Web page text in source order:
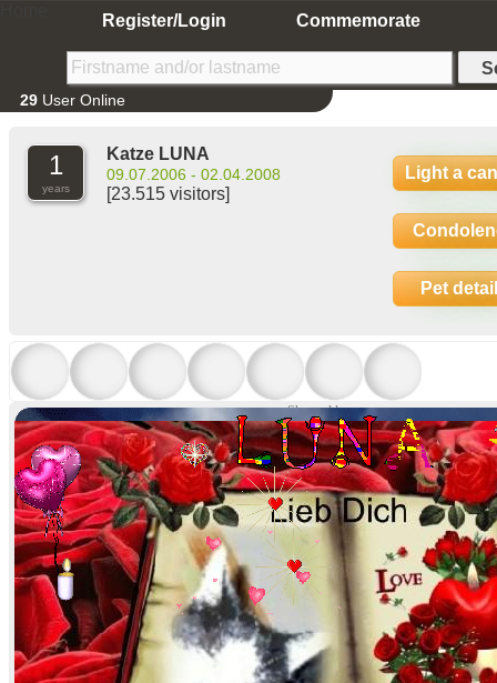
Register/Login Commemorate
29 User Online
1
years
Katze LUNA
09.07.2006 - 02.04.2008
[23.515 visitors]
Light a
Pet
Show older